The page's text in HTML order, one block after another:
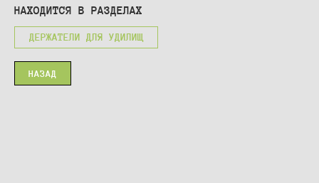
НАХОДИТСЯ В РАЗДЕЛАХ
ДЕРЖАТЕЛИ ДЛЯ УДИЛИЩ
НАЗАД